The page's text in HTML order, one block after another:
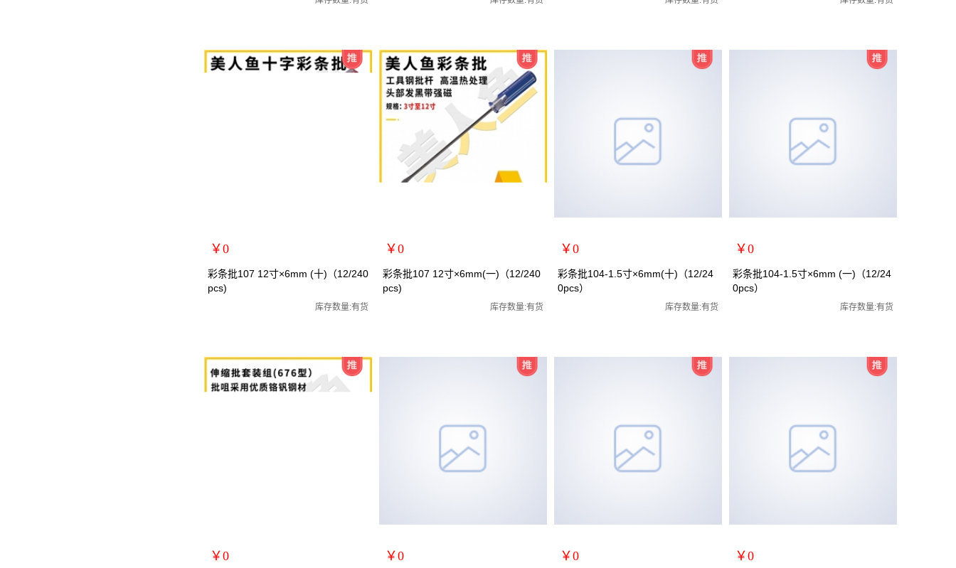
单位：
单位：
￥0
扩展说明：
规格：12寸十字
关键词：螺丝刀/螺丝批/罗丝批/罗丝刀/两
单位：
彩条批107 12寸×6mm (十)（12/240
pcs)
库存数量:有货
￥0
扩展说明：
规格：12寸一字
关键词：螺丝刀/螺丝批/罗丝批/罗丝刀/两
彩条批107 12寸×6mm(一)（12/240
pcs)
库存数量:有货
￥0
扩展说明：
规格：1.5寸十字
关键词：螺丝刀/螺丝批/罗丝批/罗丝刀/两
彩条批104-1.5寸×6mm(十)（12/24
0pcs）
库存数量:有货
￥0
扩展说明：
规格：1.5寸一字
关键词：螺丝刀/螺丝批/罗丝批/罗丝刀/两
彩条批104-1.5寸×6mm (一)（12/24
0pcs）
库存数量:有货
￥0 ￥0 ￥0 ￥0